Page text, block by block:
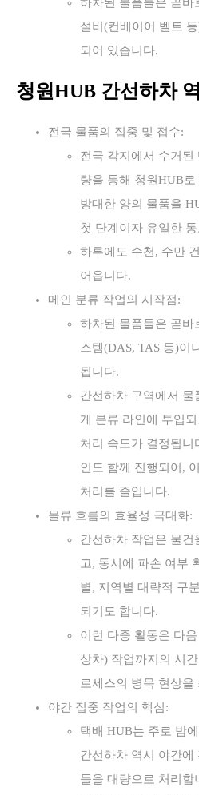
설비(컨베이어 벨트
되어 있습니다.
청원HUB 간선하차
전국 물품의 집중 및 접수:
전국 각지에서 수거
량을 통해 청원HUB로
방대한 양의 물품을
첫 단계이자 유일한
하루에도 수천, 수만
어옵니다.
메인 분류 작업의 시작점:
하차된 물품들은 곧바
스템(DAS, TAS 등)이
됩니다.
간선하차 구역에서
게 분류 라인에 투입
처리 속도가 결정됩
인도 함께 진행되어,
처리를 줄입니다.
물류 흐름의 효율성 극대화:
간선하차 작업은 물
고, 동시에 파손 여부
별, 지역별 대략적 구
되기도 합니다.
이런 다중 활동은 다
상차) 작업까지의 시
로세스의 병목 현상
야간 집중 작업의 핵심:
택배 HUB는 주로 밤
간선하차 역시 야간에
들을 대량으로 처리합